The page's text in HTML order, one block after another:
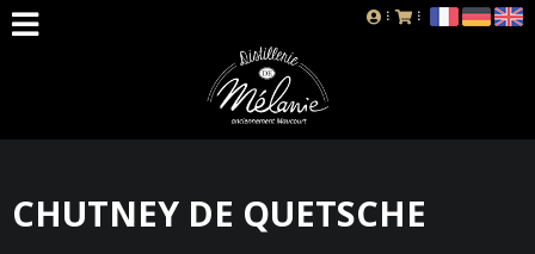
CHUTNEY DE QUETSCHE